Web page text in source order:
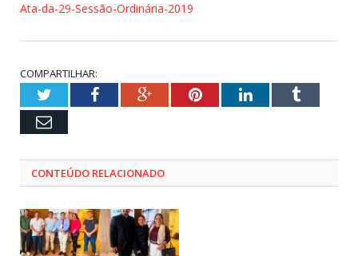
Ata-da-29-Sessão-Ordinária-2019
COMPARTILHAR:
TwitterFacebookGoogle+PinterestLinkedInTumblr
Email
CONTEÚDO RELACIONADO